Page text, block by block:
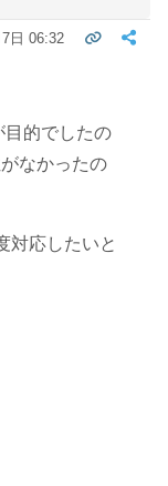
日 06:32
目的でしたの
なかったの
対応したいと